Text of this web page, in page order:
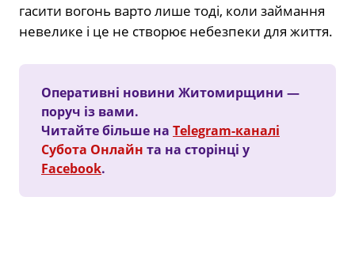
гасити вогонь варто лише тоді, коли займання
невелике і це не створює небезпеки для життя.
Оперативні новини Житомирщини —
поруч із вами.
Читайте більше на Telegram-каналі
Субота Онлайн та на сторінці у
Facebook.